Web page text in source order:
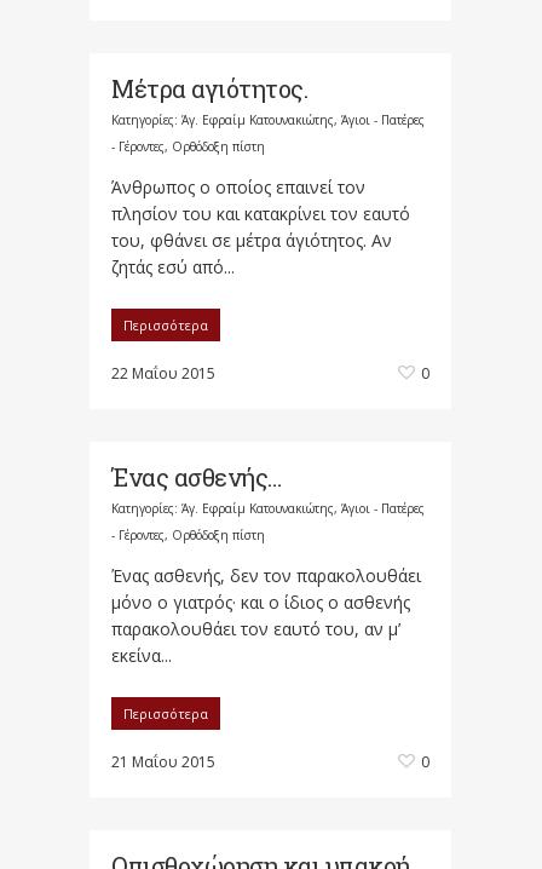
Μέτρα αγιότητος.
Κατηγορίες: Άγ. Εφραίμ Κατουνακιώτης, Άγιοι - Πατέρες
- Γέροντες, Ορθόδοξη πίστη
Άνθρωπος ο οποίος επαινεί τον
πλησίον του και κατακρίνει τον εαυτό
του, φθάνει σε μέτρα άγιότητος. Αν
ζητάς εσύ από...
Περισσότερα
22 Μαΐου 2015 0
Ένας ασθενής…
Κατηγορίες: Άγ. Εφραίμ Κατουνακιώτης, Άγιοι - Πατέρες
- Γέροντες, Ορθόδοξη πίστη
Ένας ασθενής, δεν τον παρακολουθάει
μόνο ο γιατρός· και ο ίδιος ο ασθενής
παρακολουθάει τον εαυτό του, αν μ’
εκείνα...
Περισσότερα
21 Μαΐου 2015 0